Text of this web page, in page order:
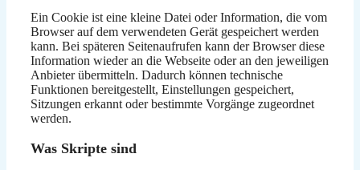
Ein Cookie ist eine kleine Datei oder Information, die vom
Browser auf dem verwendeten Gerät gespeichert werden
kann. Bei späteren Seitenaufrufen kann der Browser diese
Information wieder an die Webseite oder an den jeweiligen
Anbieter übermitteln. Dadurch können technische
Funktionen bereitgestellt, Einstellungen gespeichert,
Sitzungen erkannt oder bestimmte Vorgänge zugeordnet
werden.
Was Skripte sind